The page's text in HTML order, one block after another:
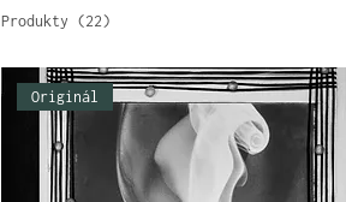
Produkty (22)
Originál